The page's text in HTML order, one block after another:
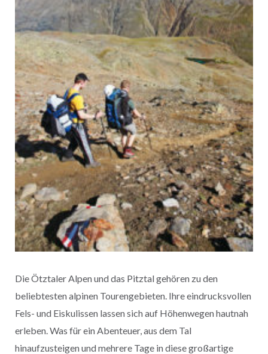
Die Ötztaler Alpen und das Pitztal gehören zu den
beliebtesten alpinen Tourengebieten. Ihre eindrucksvollen
Fels- und Eiskulissen lassen sich auf Höhenwegen hautnah
erleben. Was für ein Abenteuer, aus dem Tal
hinaufzusteigen und mehrere Tage in diese großartige